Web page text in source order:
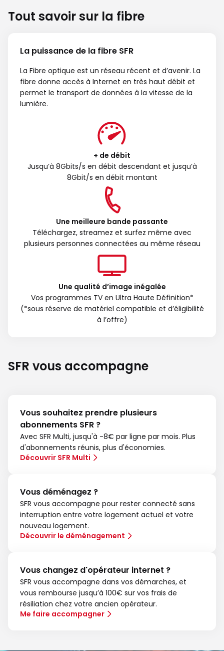
Tout savoir sur la fibre
La puissance de la fibre SFR
La Fibre optique est un réseau récent et d’avenir. La
fibre donne accès à Internet en très haut débit et
permet le transport de données à la vitesse de la
lumière.
+ de débit
Jusqu’à 8Gbits/s en débit descendant et jusqu’à
8Gbit/s en débit montant
Une meilleure bande passante
Téléchargez, streamez et surfez même avec
plusieurs personnes connectées au même réseau
Une qualité d’image inégalée
Vos programmes TV en Ultra Haute Définition*
(*sous réserve de matériel compatible et d’éligibilité
à l’offre)
SFR vous accompagne
Vous souhaitez prendre plusieurs
abonnements SFR ?
Avec SFR Multi, jusqu'à -8€ par ligne par mois. Plus
d'abonnements réunis, plus d'économies.
Découvrir SFR Multi
Vous déménagez ?
SFR vous accompagne pour rester connecté sans
interruption entre votre logement actuel et votre
nouveau logement.
Découvrir le déménagement
Vous changez d'opérateur internet ?
SFR vous accompagne dans vos démarches, et
vous rembourse jusqu’à 100€ sur vos frais de
résiliation chez votre ancien opérateur.
Me faire accompagner